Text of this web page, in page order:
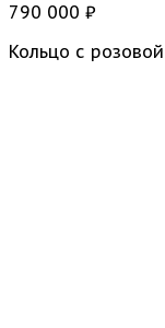
790 000 ₽
Кольцо с